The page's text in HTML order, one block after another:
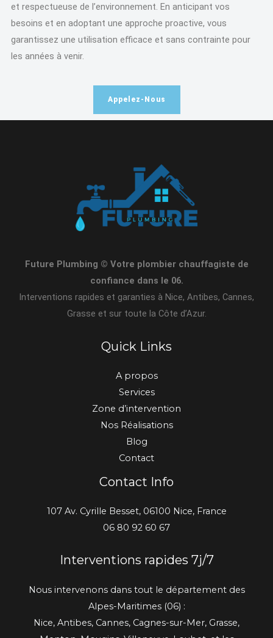
et respectueuse de l’environnement. En anticipant vos
besoins et en adoptant une approche proactive, vous
garantissez une utilisation efficace et sans contrainte pour
les années à venir.
Appelez-Nous
Future Plumbing © Votre plombier chauffagiste de
confiance dans le 06.
Interventions rapides et garanties à Nice, Antibes, Cannes,
Grasse et sur toute la Côte d’Azur.
Quick Links
A propos
Services
Zone d’intervention
Nos Réalisations
Blog
Contact
Contact Info
107 Av. Cyrille Besset, 06100 Nice, France
06 80 92 60 67
Interventions rapides 7j/7
Nous intervenons dans tout le département des
Alpes-Maritimes (06) :
Nice, Antibes, Cannes, Cagnes-sur-Mer, Grasse,